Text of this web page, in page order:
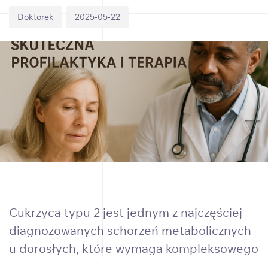
Doktorek 2025-05-22
Cukrzyca typu 2 jest jednym z najczęściej
diagnozowanych schorzeń metabolicznych
u dorosłych, które wymaga kompleksowego